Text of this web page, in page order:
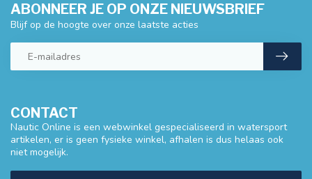
CONTACT
Nautic Online is een webwinkel gespecialiseerd in watersport
artikelen, er is geen fysieke winkel, afhalen is dus helaas ook
niet mogelijk.
ABONNEER JE OP ONZE NIEUWSBRIEF
Blijf op de hoogte over onze laatste acties